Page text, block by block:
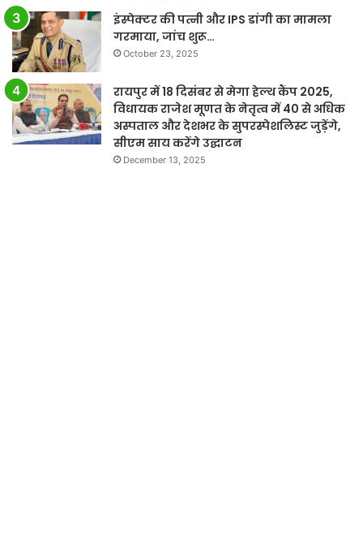
इंस्पेक्टर की पत्नी और IPS डांगी का मामला
गरमाया, जांच शुरू…
October 23, 2025
रायपुर में 18 दिसंबर से मेगा हेल्थ कैंप 2025,
विधायक राजेश मूणत के नेतृत्व में 40 से अधिक
अस्पताल और देशभर के सुपरस्पेशलिस्ट जुड़ेंगे,
सीएम साय करेंगे उद्घाटन
December 13, 2025